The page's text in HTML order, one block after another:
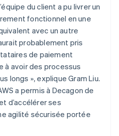
du client a pu livrer un
fonctionnel en une
avec un autre
probablement pris
de paiement
à avoir des processus
longs », explique Gram Liu.
a permis à Decagon de
d’accélérer ses
agilité sécurisée portée